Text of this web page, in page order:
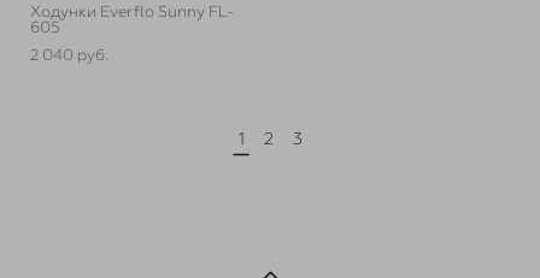
Ходунки Everflo Sunny FL-
605
2 040 pуб.
1 2 3